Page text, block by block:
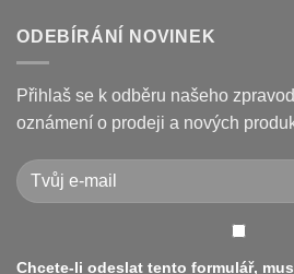
opravit
displeje
Xiaomi
Pro
a
jak
je
textu
s
vyměnit
pneumatiku
na
elektrokoloběžce
(8.5″
vs
10″,
duše
ODEBÍRÁNÍ NOVINEK
Přihlaš se k odběru našeho
oznámení o prodeji a nových
Chcete-li odeslat tento formulář,